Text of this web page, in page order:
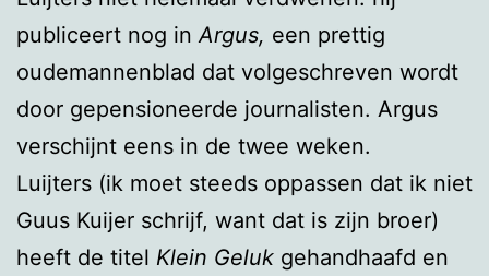
publiceert nog in Argus, een prettig
oudemannenblad dat volgeschreven wordt
door gepensioneerde journalisten. Argus
verschijnt eens in de twee weken.
Luijters (ik moet steeds oppassen dat ik niet
Guus Kuijer schrijf, want dat is zijn broer)
heeft de titel Klein Geluk gehandhaafd en